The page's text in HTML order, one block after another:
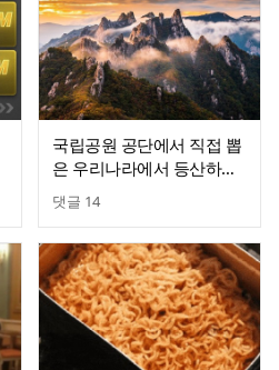
국립공원 공단에서 직접 뽑
은 우리나라에서 등산하기
제일 힘든 산
댓글 14